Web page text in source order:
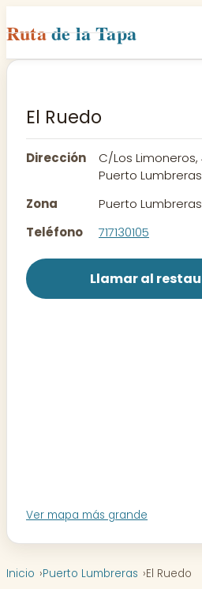
Rutade la Tapa
Inicio
Rutas
Contacto
El Ruedo
Dirección
C/Los Limoneros,
Puerto Lumbreras
Zona
Puerto Lumbreras
Teléfono
717130105
Llamar al
Ver mapa más grande
Inicio Puerto Lumbreras El Ruedo